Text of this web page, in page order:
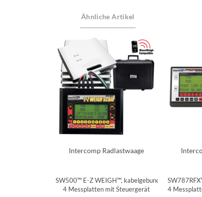
Ähnliche Artikel
Intercomp Radlastwaage
SW500™ E-Z WEIGH™, kabelgebunden,
4 Messplatten mit Steuergerät
4